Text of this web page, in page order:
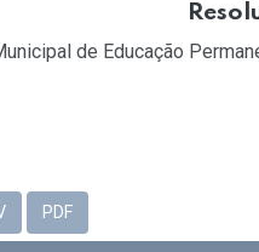
de Educação
PDF